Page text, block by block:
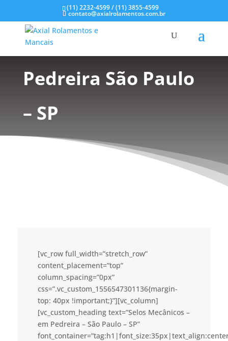
(11) 2232-4599 / (11) 3855-4599
contato@axialrolamentos.com.br
Selos Mecânicos em
Pedreira São Paulo
– SP
[vc_row full_width=”stretch_row”
content_placement=”top”
column_spacing=”0px”
css=”.vc_custom_1556547301136{margin-
top: 40px !important;}”][vc_column]
[vc_custom_heading text=”Selos Mecânicos –
em Pedreira – São Paulo – SP”